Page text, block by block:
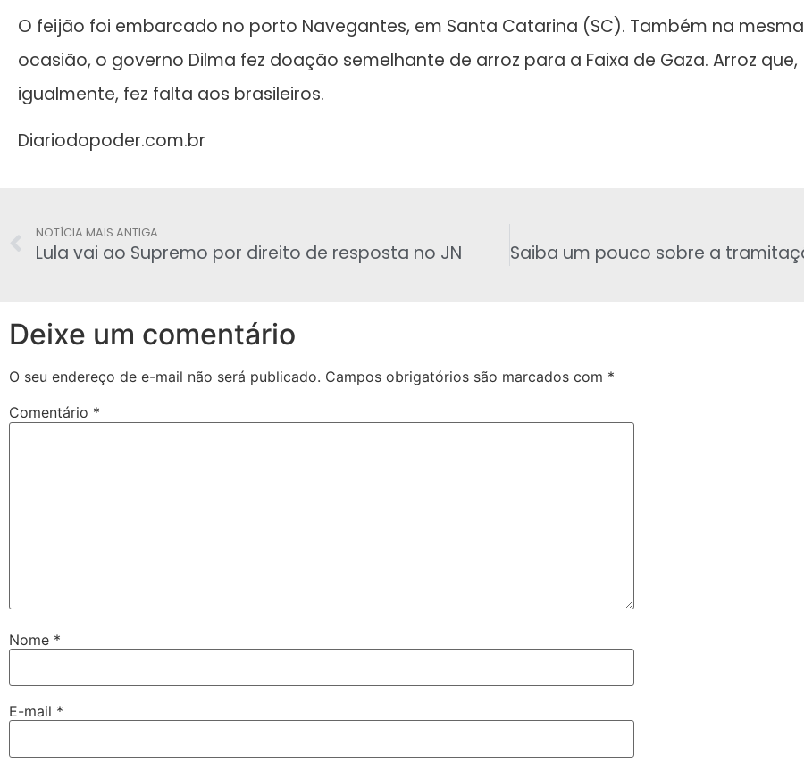
O feijão foi embarcado no porto Navegantes, em Santa Catarina (SC). Também na mesma
ocasião, o governo Dilma fez doação semelhante de arroz para a Faixa de Gaza. Arroz que,
igualmente, fez falta aos brasileiros.
Diariodopoder.com.br
NOTÍCIA MAIS ANTIGA
Lula vai ao Supremo por direito de resposta no JN
Deixe um comentário
O seu endereço de e-mail não será publicado. Campos obrigatórios são marcados com *
Comentário *
Nome *
E-mail *